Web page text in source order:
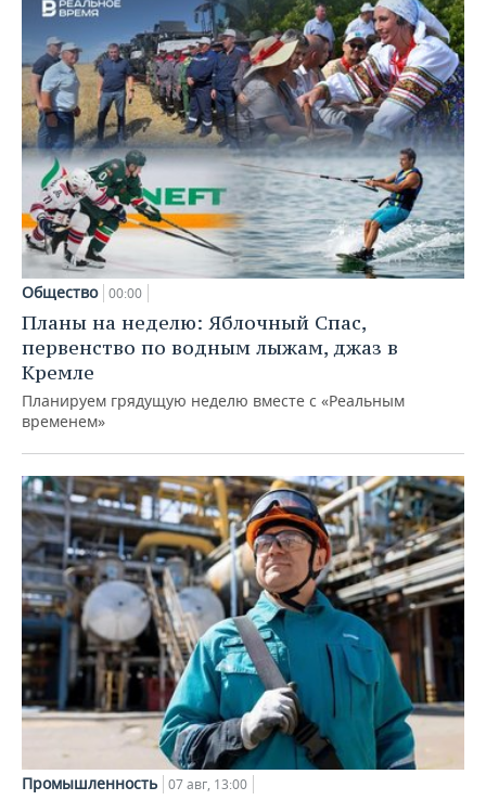
Общество 00:00
Планы на неделю: Яблочный Спас,
первенство по водным лыжам, джаз в
Кремле
Планируем грядущую неделю вместе с «Реальным
временем»
Промышленность 07 авг, 13:00